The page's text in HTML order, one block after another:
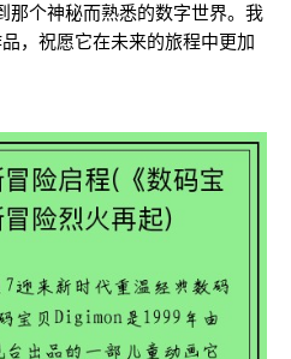
那个神秘而熟悉的数字世界。我
，祝愿它在未来的旅程中更加